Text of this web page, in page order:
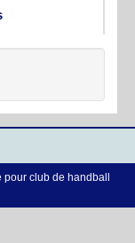
pour club de handball